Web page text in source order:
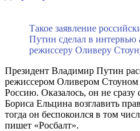
Такое заявление
Путин сделал в интервью
режиссеру Оливеру
Президент Владимир Путин
режиссером Оливером Стоуном
Россию. Оказалось, он не сразу
Бориса Ельцина возглавить
тогда он беспокоился в том
пишет «Росбалт».​